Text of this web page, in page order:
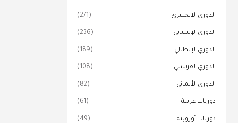
الدوري الانجليزي (271)
الدوري الإسباني (236)
الدوري الإيطالي (189)
الدوري الفرنسي (108)
الدوري الألماني (82)
دوريات عربية (61)
دوريات أوروبية (49)